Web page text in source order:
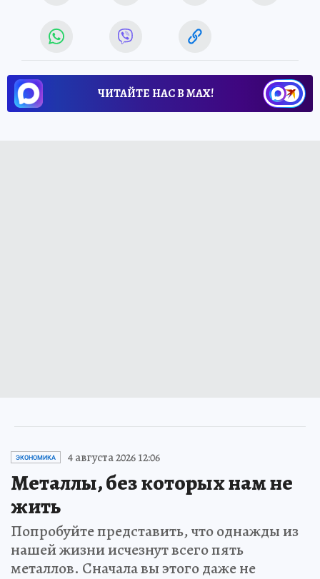
ЧИТАЙТЕ НАС В МАХ!
ЭКОНОМИКА 4 августа 2026 12:06
Металлы, без которых нам не
жить
Попробуйте представить, что однажды из
нашей жизни исчезнут всего пять
металлов. Сначала вы этого даже не